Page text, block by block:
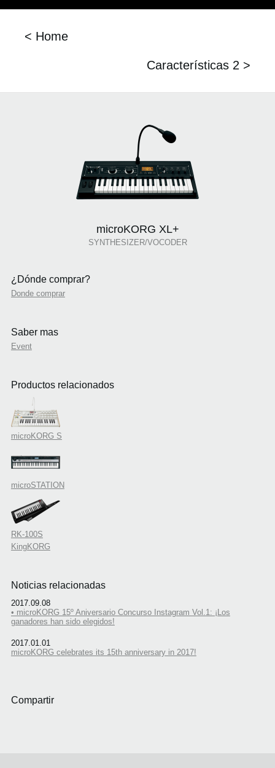
< Home
Características 2 >
microKORG XL+
SYNTHESIZER/VOCODER
¿Dónde comprar?
Donde comprar
Saber mas
Event
Productos relacionados
microKORG S
microSTATION
RK-100S
KingKORG
Noticias relacionadas
2017.09.08
• microKORG 15º Aniversario Concurso Instagram Vol.1: ¡Los
ganadores han sido elegidos!
2017.01.01
microKORG celebrates its 15th anniversary in 2017!
Compartir